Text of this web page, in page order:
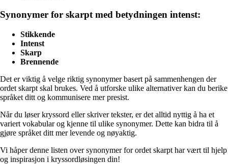
Synonymer for skarpt med betydningen intenst:
Stikkende
Intenst
Skarp
Brennende
Det er viktig å velge riktig synonymer basert på sammenhengen der
ordet skarpt skal brukes. Ved å utforske ulike alternativer kan du berike
språket ditt og kommunisere mer presist.
Når du løser kryssord eller skriver tekster, er det alltid nyttig å ha et
variert vokabular og kjenne til ulike synonymer. Dette kan bidra til å
gjøre språket ditt mer levende og nøyaktig.
Vi håper denne listen over synonymer for ordet skarpt har vært til hjelp
og inspirasjon i kryssordløsingen din!